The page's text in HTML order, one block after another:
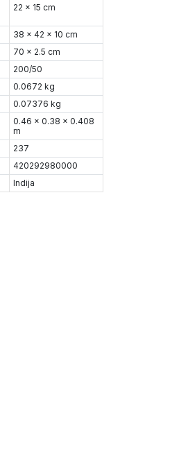
22 x 15 cm
38 x 42 x 10 cm
70 x 2.5 cm
200/50
0.0672 kg
0.07376 kg
0.46 x 0.38 x 0.408
m
237
420292980000
Indija